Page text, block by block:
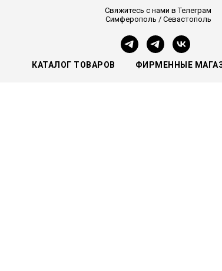
Свяжитесь с нами в Телеграм
Симферополь / Севастополь
КАТАЛОГ ТОВАРОВ ФИРМЕННЫЕ